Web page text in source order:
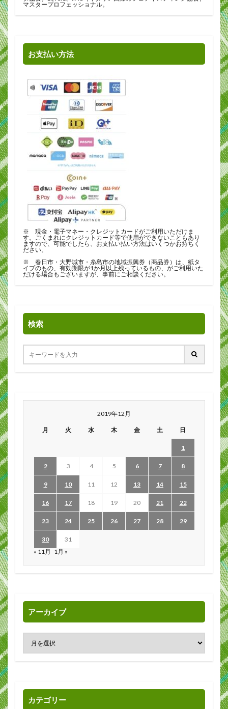
マスタープロフェッショナル。
お支払い方法
※ 現金・電子マネー・クレジットカードがご利用いただけま
す。ごくまれにクレジットカード等で使用ができないこともあり
ますので、可能でしたら、お支払い払い方法はいくつかお持ちく
ださい。
※ 春日市・大野城市・糸島市の地域振興券（商品券）は、紙タ
イプのもの、有効期限が1か月以上残っているもの、がご利用いた
だける場合もございますが、事前にご相談ください。
検索
2019年12月
月 火 水 木 金 土 日
1
2 3 4 5 6 7 8
9 10 11 12 13 14 15
16 17 18 19 20 21 22
23 24 25 26 27 28 29
30
31
« 11月 1月 »
アーカイブ
カテゴリー